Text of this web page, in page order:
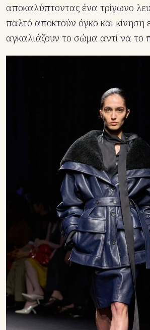
αποκαλύπτοντας ένα τρίγωνο
παλτό αποκτούν όγκο και κίνηση
αγκαλιάζουν το σώμα αντί να το